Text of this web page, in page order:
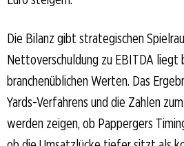
Die Bilanz gibt strategischen
Nettoverschuldung zu EBITDA
branchenüblichen Werten. Das
Yards-Verfahrens und die Zahlen
werden zeigen, ob Pappergers